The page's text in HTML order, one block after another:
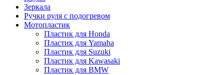
Зеркала
Ручки руля с подогревом
Мотопластик
Пластик для Honda
Пластик для Yamaha
Пластик для Suzuki
Пластик для Kawasaki
Пластик для BMW